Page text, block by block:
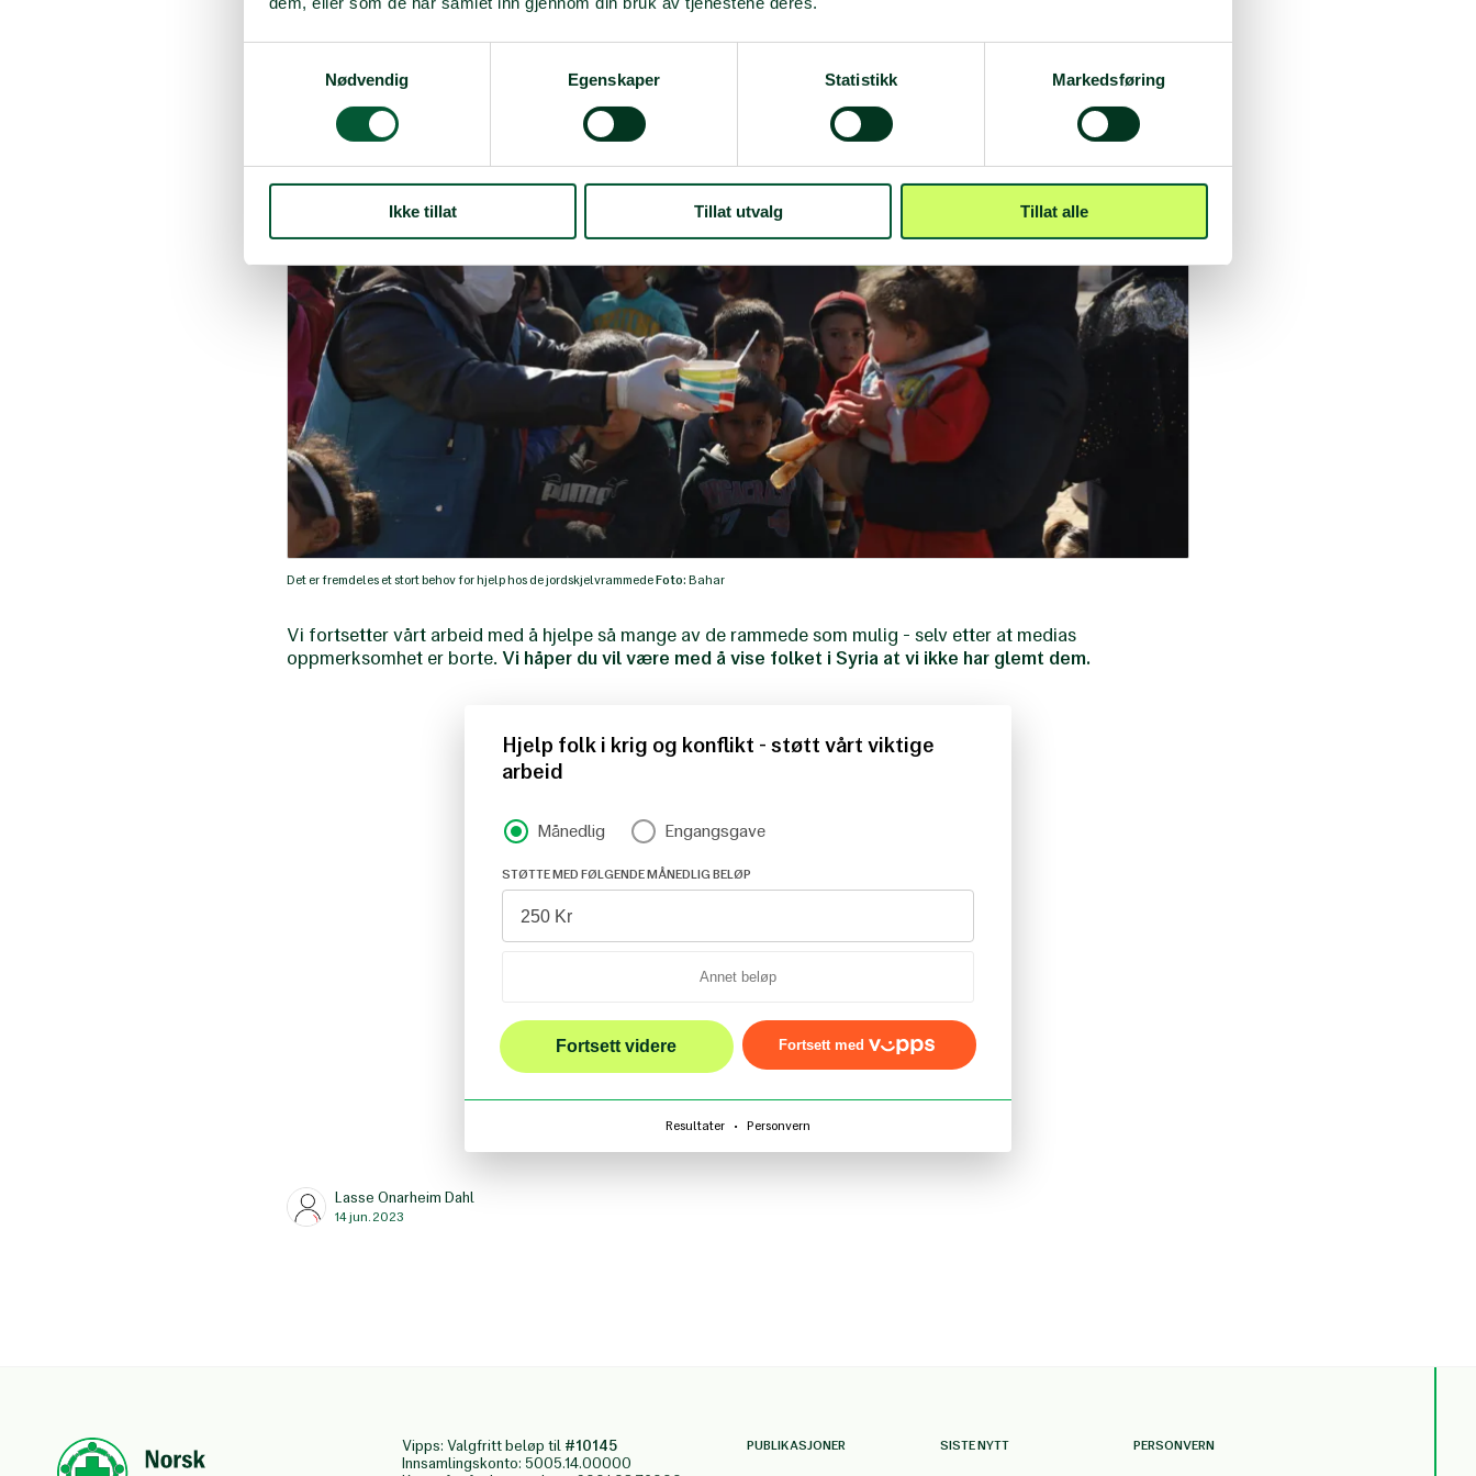
Nødvendig
Egenskaper Statistikk Markedsføring
Ikke tillat Tillat utvalg Tillat alle
må raskt repareres for å unngå spredning av sykdommer og sikre tilgang til vann. En viktig del i arbeidet nå er
Det er fremdeles et stort behov for hjelp hos de jordskjelvrammedeFoto: Bahar
Vi fortsetter vårt arbeid med å hjelpe så mange av de rammede som mulig - selv etter at medias
oppmerksomhet er borte.Vi håper du vil være med å vise folket i Syria at vi ikke har glemt dem.
Hjelp folk i krig og konflikt - støtt vårt viktige
arbeid
Support type
Månedlig Engangsgave
STØTTE MED FØLGENDE MÅNEDLIG BELØP
Fortsett videre Fortsett med
Resultater · Personvern
Lasse Onarheim Dahl
14 jun. 2023
Vipps: Valgfritt beløp til #10145
Innsamlingskonto: 5005.14.00000
PUBLIKASJONER SISTE NYTT PERSONVERN